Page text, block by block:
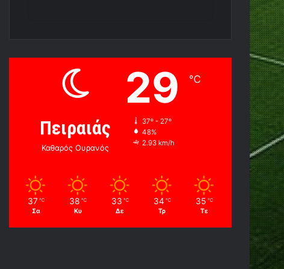
Πειραιάς
Καθαρός Ουρανός
29 ℃
37º - 27º
48%
2.93 km/h
37 ℃
Σα
38 ℃
Κυ
33 ℃
Δε
34 ℃
Τρ
35 ℃
Τε